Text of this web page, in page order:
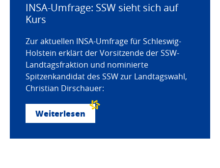
INSA-Umfrage: SSW sieht sich auf
Kurs
Zur aktuellen INSA-Umfrage für Schleswig-
Holstein erklärt der Vorsitzende der SSW-
Landtagsfraktion und nominierte
Spitzenkandidat des SSW zur Landtagswahl,
Christian Dirschauer:
Weiterlesen